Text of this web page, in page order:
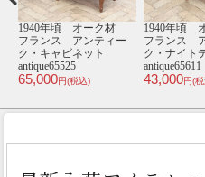
1940年頃 オーク材
フランス アンティー
ク・キャビネット
antique65554
67,000円(税込)
1930年頃
フランス
ク・キャ
antique65632
135,000円(